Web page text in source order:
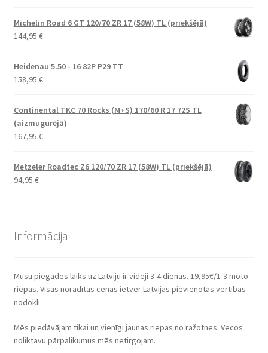
Michelin Road 6 GT 120/70 ZR 17 (58W) TL (priekšējā)
144,95 €
Heidenau 5.50 - 16 82P P29 TT
158,95 €
Continental TKC 70 Rocks (M+S) 170/60 R 17 72S TL
(aizmugurējā)
167,95 €
Metzeler Roadtec Z6 120/70 ZR 17 (58W) TL (priekšējā)
94,95 €
Informācija
Mūsu piegādes laiks uz Latviju ir vidēji 3-4 dienas. 19,95€/1-3 moto
riepas. Visas norādītās cenas ietver Latvijas pievienotās vērtības
nodokli.
Mēs piedāvājam tikai un vienīgi jaunas riepas no ražotnes. Vecos
noliktavu pārpalikumus mēs netirgojam.